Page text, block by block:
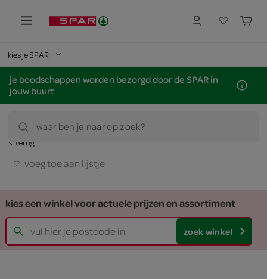
kies je SPAR
je boodschappen worden bezorgd door de SPAR in
jouw buurt
waar ben je naar op zoek?
terug
voeg toe aan lijstje
kies een winkel voor actuele prijzen en assortiment
zoek winkel